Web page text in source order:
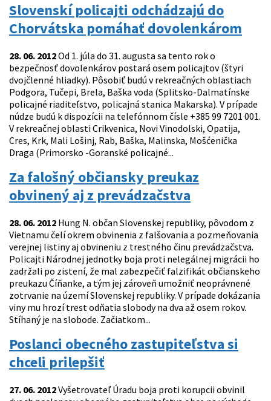
Slovenskí policajti odchádzajú do
Chorvátska pomáhať dovolenkárom
28. 06. 2012Od 1. júla do 31. augusta sa tento rok o
bezpečnosť dovolenkárov postará osem policajtov (štyri
dvojčlenné hliadky). Pôsobiť budú v rekreačných oblastiach
Podgora, Tučepi, Brela, Baška voda (Splitsko-Dalmatínske
policajné riaditeľstvo, policajná stanica Makarska). V prípade
núdze budú k dispozícii na telefónnom čísle +385 99 7201 001.
V rekreačnej oblasti Crikvenica, Novi Vinodolski, Opatija,
Cres, Krk, Mali Lošinj, Rab, Baška, Malinska, Mošćenička
Draga (Primorsko -Goranské policajné...
Za falošný občiansky preukaz
obvinený aj z prevádzačstva
28. 06. 2012 Hung N. občan Slovenskej republiky, pôvodom z
Vietnamu čelí okrem obvinenia z falšovania a pozmeňovania
verejnej listiny aj obvineniu z trestného činu prevádzačstva.
Policajti Národnej jednotky boja proti nelegálnej migrácii ho
zadržali po zistení, že mal zabezpečiť falzifikát občianskeho
preukazu Číňanke, a tým jej zároveň umožniť neoprávnené
zotrvanie na území Slovenskej republiky. V prípade dokázania
viny mu hrozí trest odňatia slobody na dva až osem rokov.
Stíhaný je na slobode. Začiatkom...
Poslanci obecného zastupiteľstva si
chceli prilepšiť
27. 06. 2012Vyšetrovateľ Úradu boja proti korupcii obvinil